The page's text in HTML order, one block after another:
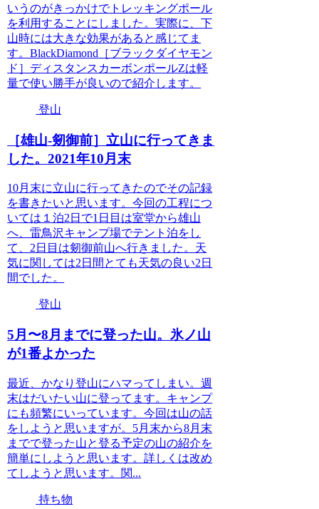
いうのがきっかけでトレッキングポール
を利用することにしました。実際に、下
山時には大きな効果があると感じてま
す。BlackDiamond［ブラックダイヤモン
ド］ディスタンスカーボンポールZは軽
量で使い勝手が良いので紹介します。
登山
［雄山-剱御前］立山に行ってきま
した。2021年10月末
10月末に立山に行ってきたのでその記録
を書きたいと思います。今回の工程につ
いては１泊2日で1日目は室堂から雄山
へ、雷鳥沢キャンプ場でテント泊をし
て、2日目は剱御前山へ行きました。天
気に関しては2日間とても天気の良い2日
間でした。
登山
5月〜8月までに登った山。氷ノ山
が1番よかった
最近、かなり登山にハマってしまい。週
末はだいたい山に登ってます。キャンプ
にも頻繁にいっています。今回は山の話
をしようと思いますが。5月末から8月末
までで登った山と登る予定の山の紹介を
簡単にしようと思います。詳しくは改め
てしようと思います。関...
持ち物